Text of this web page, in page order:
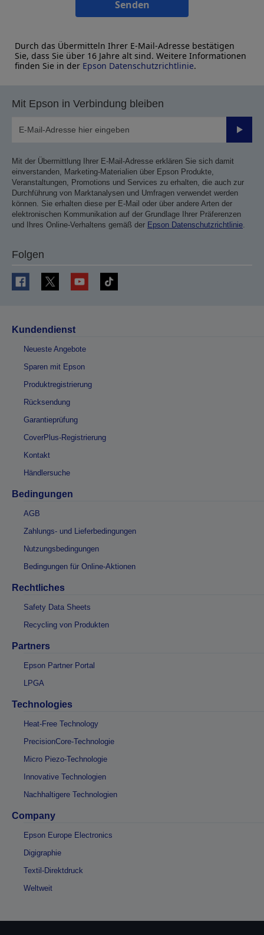
Senden
Durch das Übermitteln Ihrer E-Mail-Adresse bestätigen
Sie, dass Sie über 16 Jahre alt sind. Weitere Informationen
finden Sie in der Epson Datenschutzrichtlinie.
Mit Epson in Verbindung bleiben
Mit der Übermittlung Ihrer E-Mail-Adresse erklären Sie sich damit
einverstanden, Marketing-Materialien über Epson Produkte,
Veranstaltungen, Promotions und Services zu erhalten, die auch zur
Durchführung von Marktanalysen und Umfragen verwendet werden
können. Sie erhalten diese per E-Mail oder über andere Arten der
elektronischen Kommunikation auf der Grundlage Ihrer Präferenzen
und Ihres Online-Verhaltens gemäß der Epson Datenschutzrichtlinie.
Folgen
Kundendienst
Neueste Angebote
Sparen mit Epson
Produktregistrierung
Rücksendung
Garantieprüfung
CoverPlus-Registrierung
Kontakt
Händlersuche
Bedingungen
AGB
Zahlungs- und Lieferbedingungen
Nutzungsbedingungen
Bedingungen für Online-Aktionen
Rechtliches
Safety Data Sheets
Recycling von Produkten
Partners
Epson Partner Portal
LPGA
Technologies
Heat-Free Technology
PrecisionCore-Technologie
Micro Piezo-Technologie
Innovative Technologien
Nachhaltigere Technologien
Company
Epson Europe Electronics
Digigraphie
Textil-Direktdruck
Weltweit